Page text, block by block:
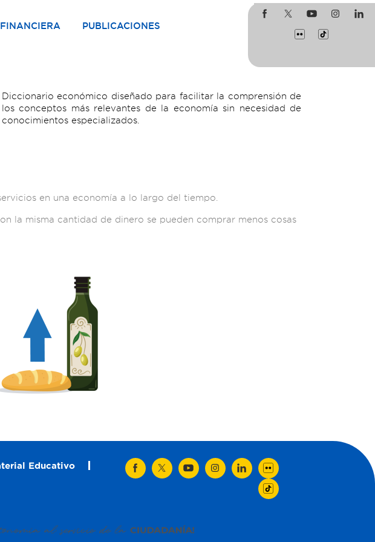
PUBLICACIONES
Diccionario económico diseñado para facilitar la comprensión de
los conceptos más relevantes de la economía sin necesidad de
conocimientos especializados.
en una economía a lo largo del tiempo.
la misma cantidad de dinero se pueden comprar menos cosas
Educativo